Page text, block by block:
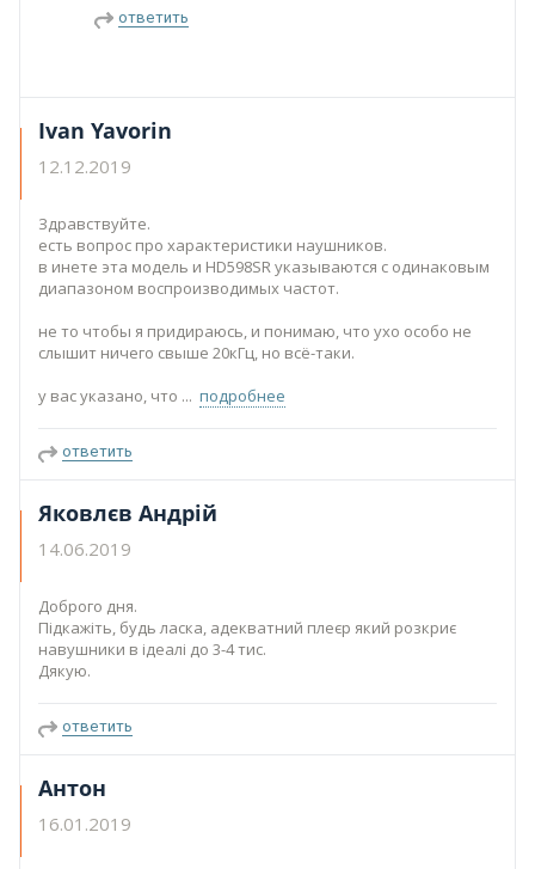
ответить
Ivan Yavorin
12.12.2019
Здравствуйте.
есть вопрос про характеристики наушников.
в инете эта модель и HD598SR указываются с одинаковым
диапазоном воспроизводимых частот.
не то чтобы я придираюсь, и понимаю, что ухо особо не
слышит ничего свыше 20кГц, но всё-таки.
у вас указано, что
подробнее
ответить
Яковлєв Андрій
14.06.2019
Доброго дня.
Підкажіть, будь ласка, адекватний плеєр який розкриє
навушники в ідеалі до 3-4 тис.
Дякую.
ответить
Антон
16.01.2019